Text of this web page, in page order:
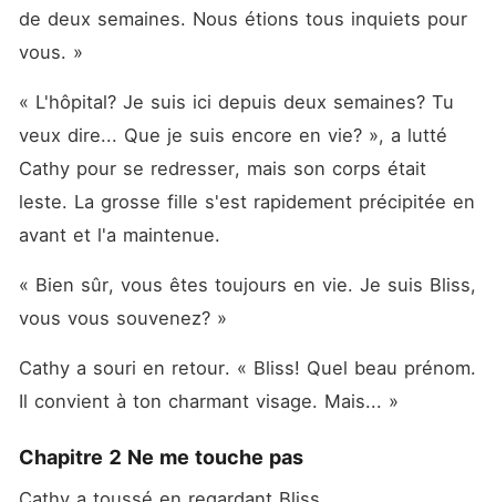
de deux semaines. Nous étions tous inquiets pour
vous. »
« L'hôpital? Je suis ici depuis deux semaines? Tu
veux dire... Que je suis encore en vie? », a lutté
Cathy pour se redresser, mais son corps était
leste. La grosse fille s'est rapidement précipitée en
avant et l'a maintenue.
« Bien sûr, vous êtes toujours en vie. Je suis Bliss,
vous vous souvenez? »
Cathy a souri en retour. « Bliss! Quel beau prénom.
Il convient à ton charmant visage. Mais... »
Chapitre 2 Ne me touche pas